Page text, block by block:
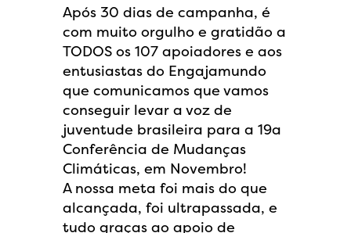
Após 30 dias de campanha, é
com muito orgulho e gratidão a
TODOS os 107 apoiadores e aos
entusiastas do Engajamundo
que comunicamos que vamos
conseguir levar a voz de
juventude brasileira para a 19a
Conferência de Mudanças
Climáticas, em Novembro!
A nossa meta foi mais do que
alcançada, foi ultrapassada, e
tudo graças ao apoio de